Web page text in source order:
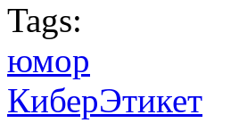
Tags:
юмор
КиберЭтикет